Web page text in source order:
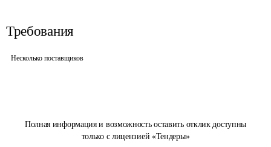
Полная информация и возможность оставить отклик доступны
только с лицензией «Тендеры»
Требования
Несколько поставщиков